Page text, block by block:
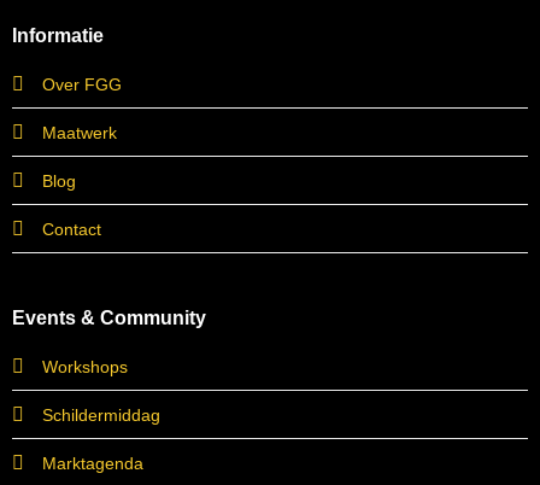
Informatie
Over FGG
Maatwerk
Blog
Contact
Events & Community
Workshops
Schildermiddag
Marktagenda